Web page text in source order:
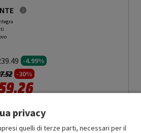
-4.99%
ridotto da
a-30%
al carrello
privacy
quelli di terze parti, necessari per il